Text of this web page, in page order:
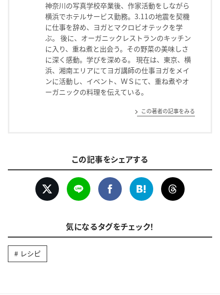
神奈川の写真学校卒業後、作家活動をしながら
横浜でホテルサービス勤務。3.11の地震を契機
に仕事を辞め、ヨガとマクロビオテックを学
ぶ。 後に、オーガニックレストランのキッチン
に入り、重ね煮と出会う。その野菜の美味しさ
に深く感動。学びを深める。 現在は、東京、横
浜、湘南エリアにてヨガ講師の仕事ヨガをメイ
ンに活動し、イベント、ＷＳにて、重ね煮やオ
ーガニックの料理を伝えている。
この著者の記事をみる
この記事をシェアする
気になるタグをチェック！
レシピ